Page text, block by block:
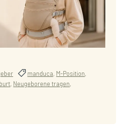
manduca, M-Position,
, Neugeborene tragen,